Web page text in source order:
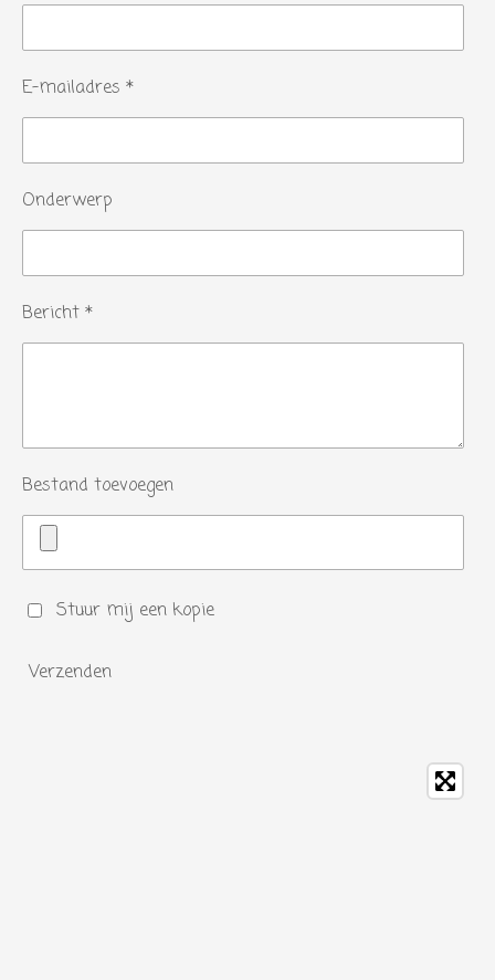
E-mailadres *
Onderwerp
Bericht *
Bestand toevoegen
Stuur mij een kopie
Verzenden